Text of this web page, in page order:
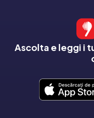
Ascolta e leggi i